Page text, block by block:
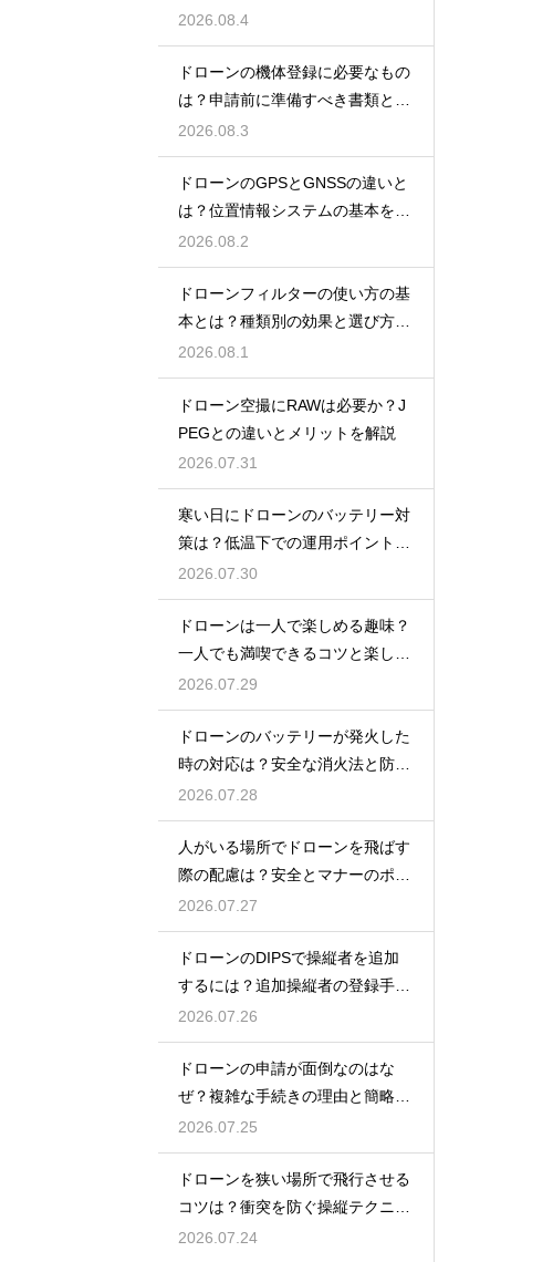
を紹介
2026.08.4
ドローンの機体登録に必要なもの
は？申請前に準備すべき書類と情
報
2026.08.3
ドローンのGPSとGNSSの違いと
は？位置情報システムの基本を解
説
2026.08.2
ドローンフィルターの使い方の基
本とは？種類別の効果と選び方を
解説
2026.08.1
ドローン空撮にRAWは必要か？J
PEGとの違いとメリットを解説
2026.07.31
寒い日にドローンのバッテリー対
策は？低温下での運用ポイントと
注意点
2026.07.30
ドローンは一人で楽しめる趣味？
一人でも満喫できるコツと楽しみ
方
2026.07.29
ドローンのバッテリーが発火した
時の対応は？安全な消火法と防止
策を解説
2026.07.28
人がいる場所でドローンを飛ばす
際の配慮は？安全とマナーのポイ
ント
2026.07.27
ドローンのDIPSで操縦者を追加
するには？追加操縦者の登録手順
を解説
2026.07.26
ドローンの申請が面倒なのはな
ぜ？複雑な手続きの理由と簡略化
の動向
2026.07.25
ドローンを狭い場所で飛行させる
コツは？衝突を防ぐ操縦テクニッ
クを解説
2026.07.24